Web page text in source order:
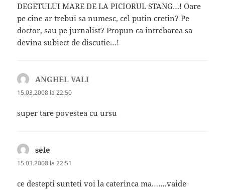
DEGETULUI MARE DE LA PICIORUL STANG…! Oare
pe cine ar trebui sa numesc, cel putin cretin? Pe
doctor, sau pe jurnalist? Propun ca intrebarea sa
devina subiect de discutie…!
ANGHEL VALI
15.03.2008 la 22:50
super tare povestea cu ursu
sele
15.03.2008 la 22:51
ce destepti sunteti voi la caterinca ma…….vaide